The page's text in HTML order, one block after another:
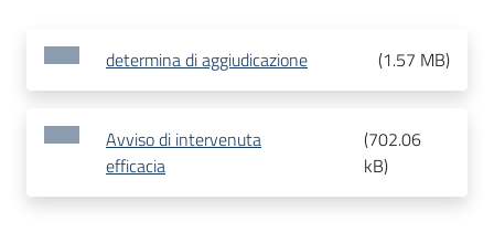
determina di aggiudicazione (1.57 MB)
Avviso di intervenuta
efficacia
(702.06
kB)